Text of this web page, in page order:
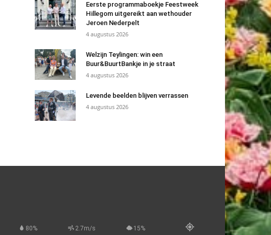
Eerste programmaboekje Feestweek
Hillegom uitgereikt aan wethouder
Jeroen Nederpelt
4 augustus 2026
Welzijn Teylingen: win een
Buur&BuurtBankje in je straat
4 augustus 2026
Levende beelden blijven verrassen
4 augustus 2026
80% 2.7m/s 15%